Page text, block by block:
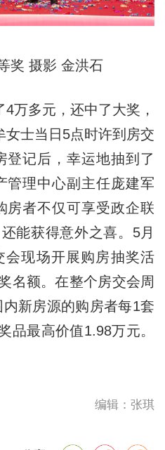
奖 摄影 金洪石
多元，还中了大奖，
女士当日5点时许到房交
登记后，幸运地抽到了
管理中心副主任庞建军
房者不仅可享受政企联
能获得意外之喜。5月
会现场开展购房抽奖活
名额。在整个房交会周
新房源的购房者每1套
品最高价值1.98万元。
编辑：张琪